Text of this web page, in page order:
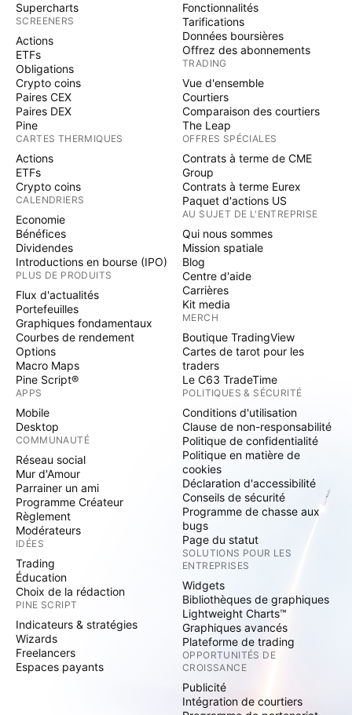
Supercharts
SCREENERS
Actions
ETFs
Obligations
Crypto coins
Paires CEX
Paires DEX
Pine
CARTES THERMIQUES
Actions
ETFs
Crypto coins
CALENDRIERS
Economie
Bénéfices
Dividendes
Introductions en bourse (IPO)
PLUS DE PRODUITS
Flux d'actualités
Portefeuilles
Graphiques fondamentaux
Courbes de rendement
Options
Macro Maps
Pine Script®
APPS
Mobile
Desktop
COMMUNAUTÉ
Réseau social
Mur d'Amour
Parrainer un ami
Programme Créateur
Règlement
Modérateurs
IDÉES
Trading
Éducation
Choix de la rédaction
PINE SCRIPT
Indicateurs & stratégies
Wizards
Freelancers
Espaces payants
Fonctionnalités
Tarifications
Données boursières
Offrez des abonnements
TRADING
Vue d'ensemble
Courtiers
Comparaison des courtiers
The Leap
OFFRES SPÉCIALES
Contrats à terme de CME
Group
Contrats à terme Eurex
Paquet d'actions US
AU SUJET DE L'ENTREPRISE
Qui nous sommes
Mission spatiale
Blog
Centre d'aide
Carrières
Kit media
MERCH
Boutique TradingView
Cartes de tarot pour les
traders
Le C63 TradeTime
POLITIQUES & SÉCURITÉ
Conditions d'utilisation
Clause de non-responsabilité
Politique de confidentialité
Politique en matière de
cookies
Déclaration d'accessibilité
Conseils de sécurité
Programme de chasse aux
bugs
Page du statut
SOLUTIONS POUR LES
ENTREPRISES
Widgets
Bibliothèques de graphiques
Lightweight Charts™
Graphiques avancés
Plateforme de trading
OPPORTUNITÉS DE
CROISSANCE
Publicité
Intégration de courtiers